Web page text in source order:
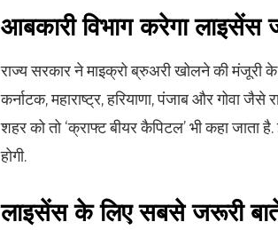
आबकारी विभाग करेगा लाइसेंस
राज्य सरकार ने माइक्रो ब्रुअरी खोलने की मंजूरी
कर्नाटक, महाराष्ट्र, हरियाणा, पंजाब और गोवा
शहर को तो ‘क्राफ्ट बीयर कैपिटल’ भी कहा जाता
होगी.
लाइसेंस के लिए सबसे जरूरी